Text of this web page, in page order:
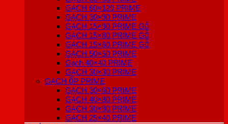
GẠCH 60×120 PRIME
GẠCH 30×90 PRIME
GẠCH 15×90 PRIME GỖ
GẠCH 15×80 PRIME GỖ
GẠCH 15×60 PRIME GỖ
GẠCH 50×50 PRIME
Gạch 40×40 PRIME
GẠCH 30×30 PRIME
GẠCH ỐP PRIME
GẠCH 30×60 PRIME
GẠCH 40×80 PRIME
GẠCH 30×90 PRIME
GẠCH 25×40 PRIME